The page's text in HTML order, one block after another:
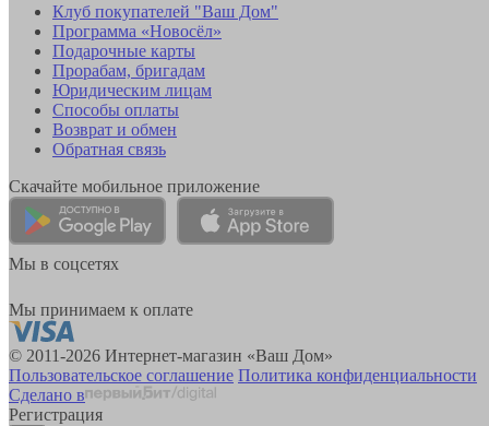
Клуб покупателей "Ваш Дом"
Программа «Новосёл»
Подарочные карты
Прорабам, бригадам
Юридическим лицам
Способы оплаты
Возврат и обмен
Обратная связь
Скачайте мобильное приложение
Мы в соцсетях
Мы принимаем к оплате
© 2011-2026 Интернет-магазин «Ваш Дом»
Пользовательское соглашение Политика конфиденциальности
Сделано в
Регистрация